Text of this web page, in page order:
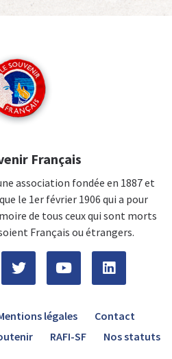
Français
association fondée en 1887 et
le 1er février 1906 qui a pour
de tous ceux qui sont morts
Français ou étrangers.
légales
Contact
RAFI-SF Nos statuts